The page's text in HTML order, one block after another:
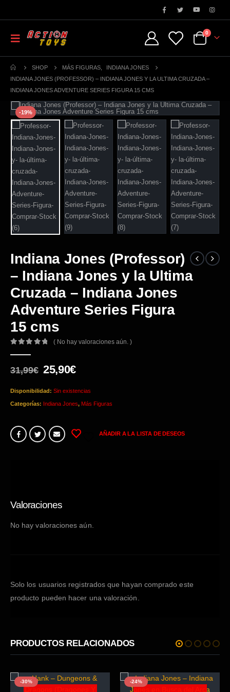
0
SHOP MÁS FIGURAS
INDIANA JONES
INDIANA JONES (PROFESSOR) – INDIANA JONES Y LA ULTIMA CRUZADA –
INDIANA JONES ADVENTURE SERIES FIGURA 15 CMS
-19%
Indiana Jones (Professor)
– Indiana Jones y la Ultima
Cruzada – Indiana Jones
Adventure Series Figura
15 cms
( No hay valoraciones aún. )
31,99€ El
original
era:
25,90€El
actual
es:
Disponibilidad: Sin existencias
Categorías: Indiana Jones, Más Figuras
AÑADIR A LA LISTA DE DESEOS
Valoraciones
No hay valoraciones aún.
Solo los usuarios registrados que hayan comprado este
producto pueden hacer una valoración.
PRODUCTOS RELACIONADOS
-30% -24%